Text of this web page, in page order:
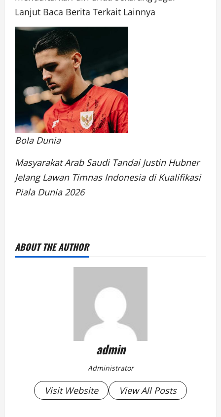
Lanjut Baca Berita Terkait Lainnya
Bola Dunia
Masyarakat Arab Saudi Tandai Justin Hubner
Jelang Lawan Timnas Indonesia di Kualifikasi
Piala Dunia 2026
ABOUT THE AUTHOR
admin
Administrator
Visit Website View All Posts